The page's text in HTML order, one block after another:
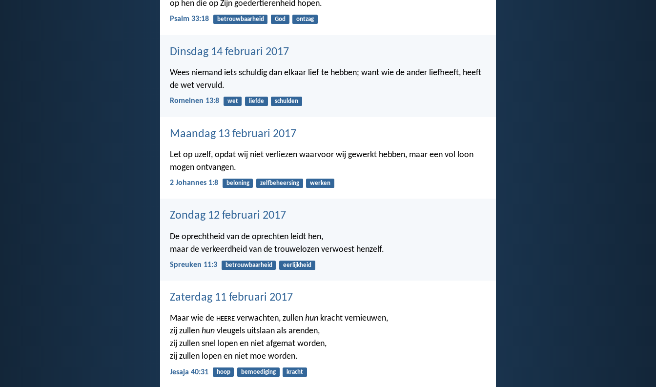
op hen die op Zijn goedertierenheid hopen.
Psalm 33:18 betrouwbaarheid God ontzag
Dinsdag 14 februari 2017
Wees niemand iets schuldig dan elkaar lief te hebben; want wie de ander liefheeft, heeft
de wet vervuld.
Romeinen 13:8 wet liefde schulden
Maandag 13 februari 2017
Let op uzelf, opdat wij niet verliezen waarvoor wij gewerkt hebben, maar een vol loon
mogen ontvangen.
2 Johannes 1:8 beloning zelfbeheersing werken
Zondag 12 februari 2017
De oprechtheid van de oprechten leidt hen,
maar de verkeerdheid van de trouwelozen verwoest henzelf.
Spreuken 11:3 betrouwbaarheid eerlijkheid
Zaterdag 11 februari 2017
Maar wie de HEERE verwachten, zullen hun kracht vernieuwen,
zij zullen hun vleugels uitslaan als arenden,
zij zullen snel lopen en niet afgemat worden,
zij zullen lopen en niet moe worden.
Jesaja 40:31 hoop bemoediging kracht